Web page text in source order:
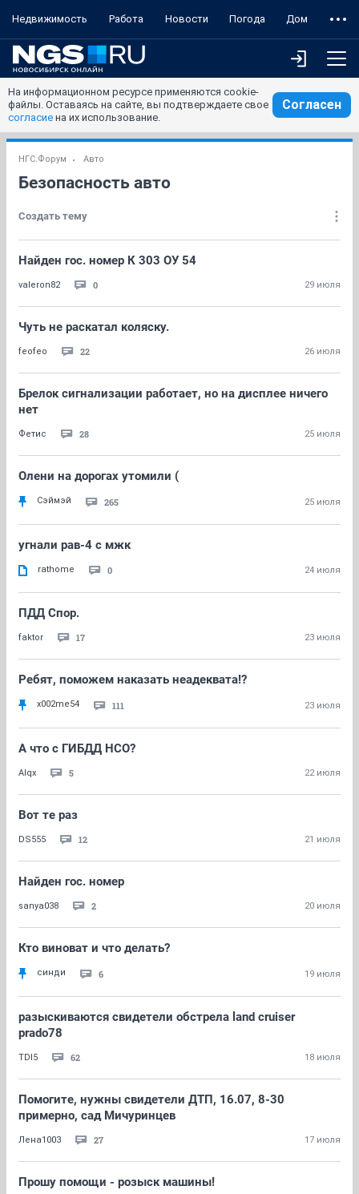
Недвижимость Работа Новости Погода Дом
На информационном ресурсе применяются cookie-
файлы. Оставаясь на сайте, вы подтверждаете свое
согласие на их использование.
Согласен
НГС.Форум Авто
Безопасность авто
Создать тему
Найден гос. номер К 303 ОУ 54
valeron82 0 29 июля
Чуть не раскатал коляску.
feofeo 22 26 июля
Брелок сигнализации работает, но на дисплее ничего
нет
Фетис 28 25 июля
Олени на дорогах утомили (
Сэймэй 265 25 июля
угнали рав-4 с мжк
rathome 0 24 июля
ПДД Спор.
faktor 17 23 июля
Ребят, поможем наказать неадеквата!?
x002me54 111 23 июля
А что с ГИБДД НСО?
Alqx 5 22 июля
Вот те раз
DS555 12 21 июля
Найден гос. номер
sanya038 2 20 июля
Кто виноват и что делать?
синди 6 19 июля
разыскиваются свидетели обстрела land cruiser
prado78
TDI5 62 18 июля
Помогите, нужны свидетели ДТП, 16.07, 8-30
примерно, сад Мичуринцев
Лена1003 27 17 июля
Прошу помощи - розыск машины!